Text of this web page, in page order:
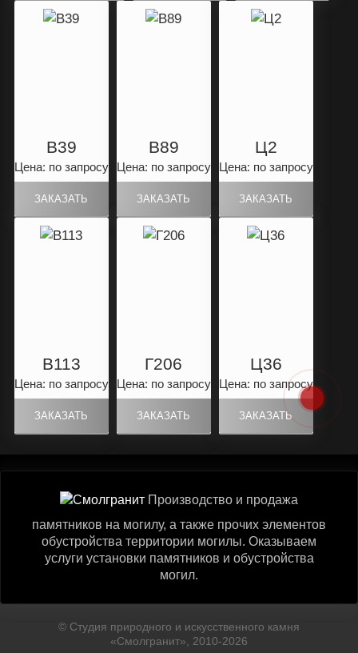
B39
Цена: по запросу
B89
Цена: по запросу
Ц2
Цена: по запросу
B113
Цена: по запросу
Г206
Цена: по запросу
Ц36
Цена: по запросу
Производство и продажа
памятников на могилу, а также прочих элементов
обустройства территории могилы. Оказываем
услуги установки памятников и обустройства
могил.
© Студия природного и искусственного камня
«Смолгранит», 2010-2026